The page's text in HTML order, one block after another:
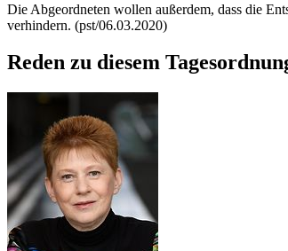
Die Abgeordneten wollen außerdem, dass die
verhindern. (pst/06.03.2020)
Reden zu diesem